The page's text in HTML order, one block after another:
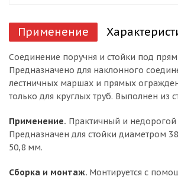
Применение
Соединение поручня и стойки под
Предназначено для наклонного
лестничных маршах и прямых
только для круглых труб. Выполнен из
Применение. Практичный и недорогой
Предназначен для стойки диаметром
50,8 мм.
Сборка и монтаж. Монтируется с